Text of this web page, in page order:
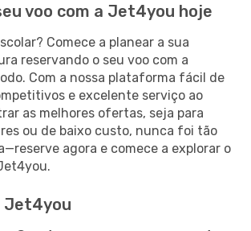
voo com a Jet4you hoje
Comece a planear a sua
reservando o seu voo com a
Com a nossa plataforma fácil de
e excelente serviço ao
as melhores ofertas, seja para
ou de baixo custo, nunca foi tão
agora e comece a explorar o
Jet4you